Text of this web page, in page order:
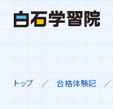
トップ 合格体験記